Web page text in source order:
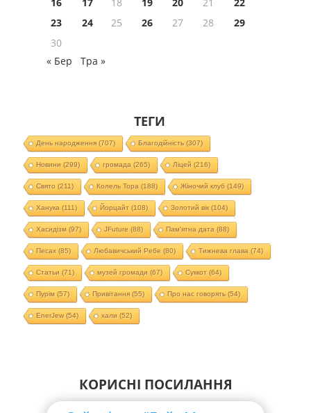
23
24 25 26 27 28
29
30
« Бер
Тра »
ТЕГИ
День народження(707) Благодійність (307)
Новини (299) громада (265) Ліцей (216)
Свято (211) Колель Тора (188) Жіночий клуб (149)
Ханука (111) Йорцайт (108) Золотий вік(104)
Хасидізм (97) JFuture (88) Пам'ятна дата (88)
Песах(85) Любавичський Ребе (80) Тижнева глава (74)
Статьи (71) музей громади (67) Суккот (64)
Пурім (57) Привітання(55) Про нас говорять (54)
EnerJew(54) хали (52)
КОРИСНІ ПОСИЛАННЯ